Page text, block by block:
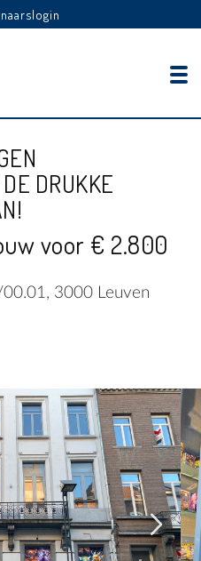
DRUKKE
voor € 2.800
3000 Leuven